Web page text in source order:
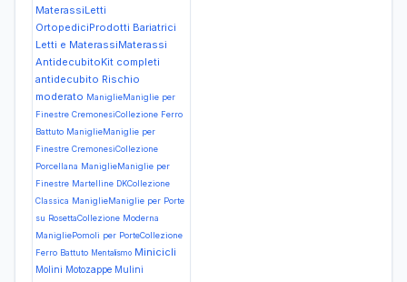
MaterassiLetti
OrtopediciProdotti Bariatrici
Letti e MaterassiMaterassi
AntidecubitoKit completi
antidecubito Rischio
moderato ManiglieManiglie per
Finestre CremonesiCollezione Ferro
Battuto ManiglieManiglie per
Finestre CremonesiCollezione
Porcellana ManiglieManiglie per
Finestre Martelline DKCollezione
Classica ManiglieManiglie per Porte
su RosettaCollezione Moderna
ManigliePomoli per PorteCollezione
Ferro Battuto Mentalismo Minicicli
Molini Motozappe Mulini